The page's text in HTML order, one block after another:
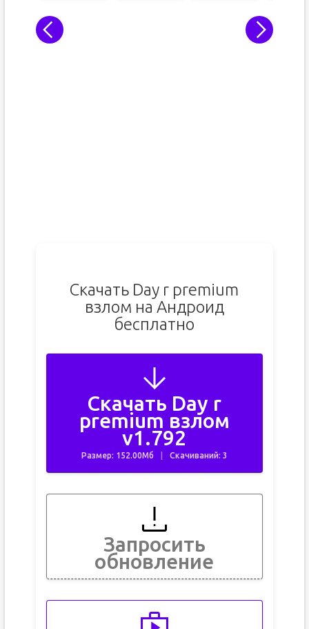
Скачать Day r premium
взлом на Андроид
бесплатно
Скачать Day r
premium взлом
v1.792
Размер: 152.00Мб Скачиваний: 3
Запросить
обновление